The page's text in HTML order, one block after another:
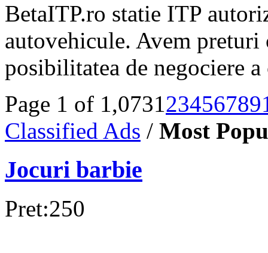
BetaITP.ro statie ITP
autovehicule. Avem
posibilitatea de negociere
Page 1 of 1,073123456789
Classified Ads / Most
Jocuri barbie
Pret:250